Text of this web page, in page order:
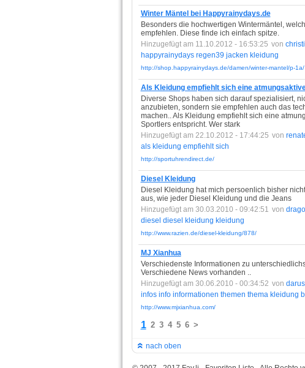
Winter Mäntel bei Happyrainydays.de
Besonders die hochwertigen Wintermäntel,
empfehlen. Diese finde ich einfach spitze.
Hinzugefügt am 11.10.2012 - 16:53:25 von
happyrainydays regen39 jacken kleidung
http://shop.happyrainydays.de/damen/winter-mantel/p-1a/
Als Kleidung empfiehlt sich eine
Diverse Shops haben sich darauf spezialisiert,
anzubieten, sondern sie empfehlen auch das
machen.. Als Kleidung empfiehlt sich eine
Sportlers entspricht. Wer stark
Hinzugefügt am 22.10.2012 - 17:44:25 von
als kleidung empfiehlt sich
http://sportuhrendirect.de/
Diesel Kleidung
Diesel Kleidung hat mich persoenlich bisher
aus, wie jeder Diesel Kleidung und die Jeans
Hinzugefügt am 30.03.2010 - 09:42:51 von
diesel diesel kleidung kleidung
http://www.razien.de/diesel-kleidung/878/
MJ Xianhua
Verschiedenste Informationen zu
Verschiedene News vorhanden ..
Hinzugefügt am 30.06.2010 - 00:34:52 von darus
infos info informationen themen thema kleidung
http://www.mjxianhua.com/
1 2 3 4 5 6 >
nach oben